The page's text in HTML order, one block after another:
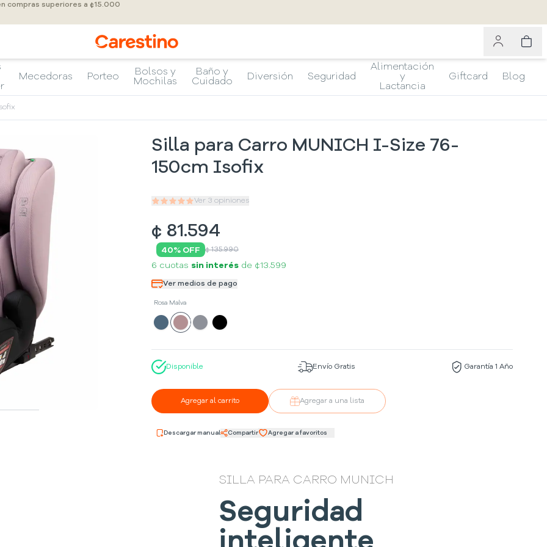
compras superiores a ¢15.000
Mecedoras Porteo
Bolsos y
Mochilas
Baño y
Cuidado
Diversión Seguridad
Alimentación
y
Lactancia
Giftcard Blog
Silla para Carro MUNICH I-Size 76-
150cm Isofix
Ver 3 opiniones
¢ 81.594
40% OFF ¢ 135.990
6 cuotas sin interés de ¢13.599
Ver medios de pago
Rosa Malva
Disponible Envío Gratis Garantía 1 Año
Agregar al carrito Agregar a una lista
Descargar manual Compartir Agregar a favoritos
SILLA PARA CARRO MUNICH
Seguridad